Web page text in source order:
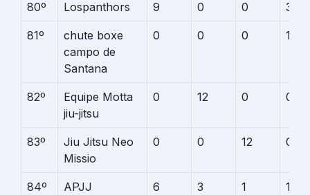
80º Lospanthors 9 0 0 3
81º
chute boxe
campo de
Santana
0 0 0 12
82º
Equipe Motta
jiu-jitsu
0 12 0 0
83º
Jiu Jitsu Neo
Missio
0 0 12 0
84º
APJJ
6 3 1 1